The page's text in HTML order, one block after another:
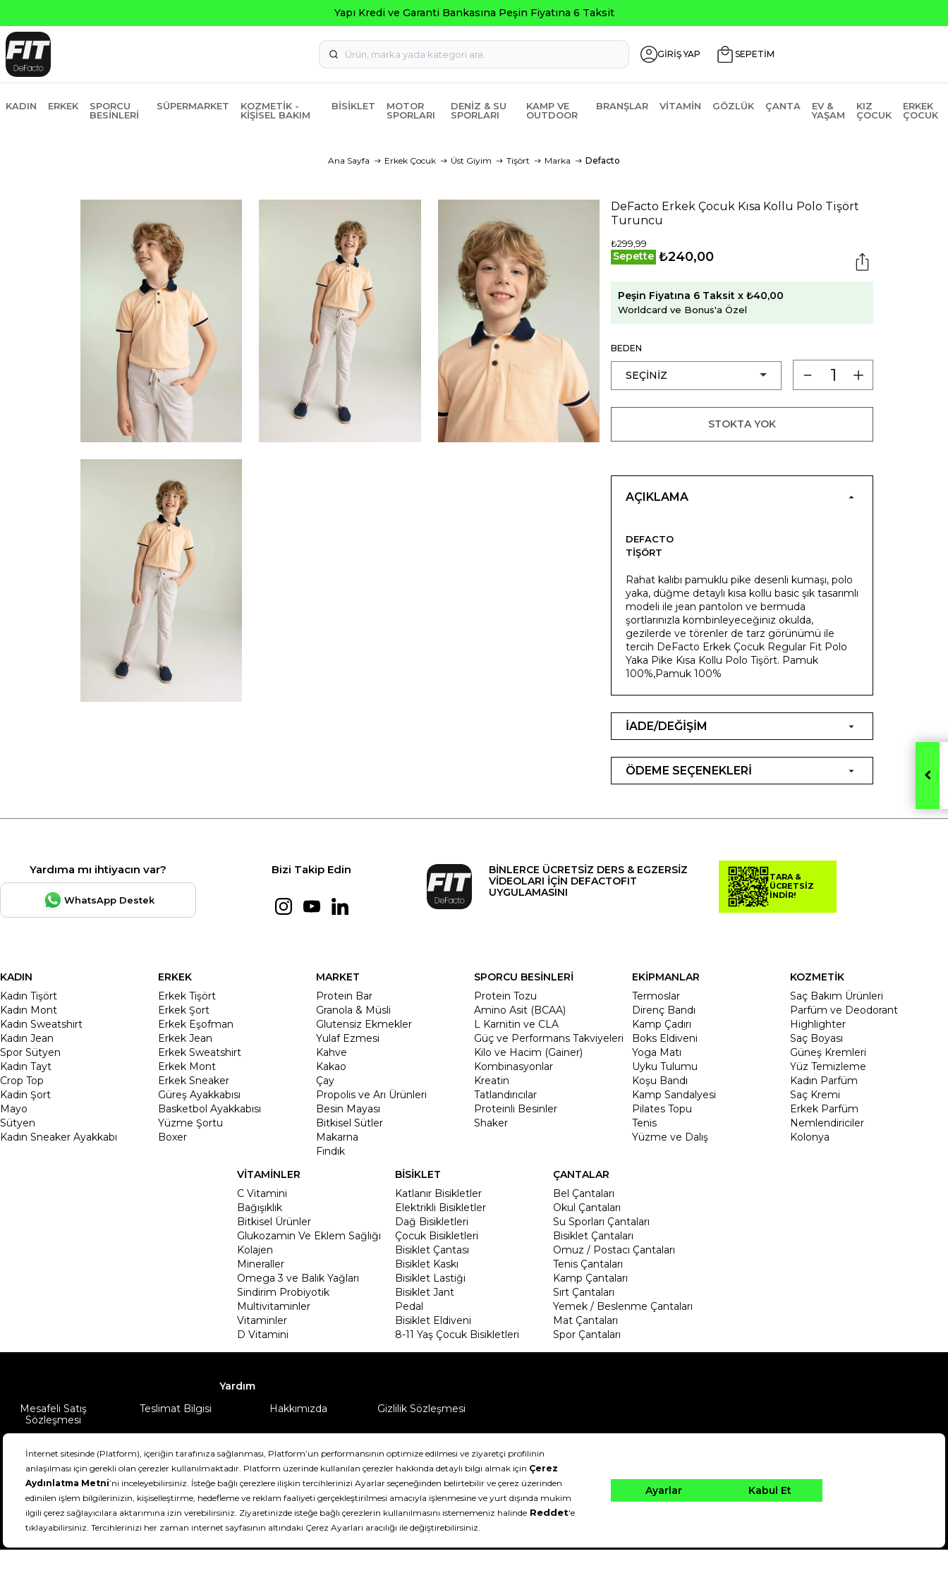
GİRİŞ YAP SEPETİM
KADIN ERKEK
SPORCU
BESINLERI
SÜPERMARKET
KOZMETIK -
KIŞISEL BAKIM
BISIKLET
MOTOR
SPORLARI
DENIZ & SU
SPORLARI
KAMP VE
OUTDOOR
BRANŞLAR VITAMIN GÖZLÜK ÇANTA
EV &
YAŞAM
KIZ
ÇOCUK
ERKEK
ÇOCUK
Ana Sayfa Erkek Çocuk Üst Giyim Tişört Marka Defacto
DeFacto Erkek Çocuk Kısa Kollu Polo Tişört
Turuncu
₺299,99
Sepette ₺240,00
Peşin Fiyatına 6 Taksit x ₺40,00
Worldcard ve Bonus'a Özel
BEDEN
STOKTA YOK
AÇIKLAMA
DEFACTO
TIŞÖRT
Rahat kalıbı pamuklu pike desenli kumaşı, polo
yaka, düğme detaylı kısa kollu basic şık tasarımlı
modeli ile jean pantolon ve bermuda
şortlarınızla kombinleyeceğiniz okulda,
gezilerde ve törenler de tarz görünümü ile
tercih DeFacto Erkek Çocuk Regular Fit Polo
Yaka Pike Kısa Kollu Polo Tişört. Pamuk
100%,Pamuk 100%
İADE/DEĞİŞİM
ÖDEME SEÇENEKLERİ
Yardıma mı ihtiyacın var?
WhatsApp Destek
Bizi Takip Edin
BİNLERCE ÜCRETSİZ DERS & EGZERSİZ
VİDEOLARI İÇİN DEFACTOFIT
UYGULAMASINI
TARA &
ÜCRETSİZ
İNDİR!
KADIN
Kadın Tişört
Kadın Mont
Kadın Sweatshirt
Kadın Jean
Spor Sütyen
Kadın Tayt
Crop Top
Kadin Şort
Mayo
Sütyen
Kadın Sneaker Ayakkabı
ERKEK
Erkek Tişört
Erkek Şort
Erkek Eşofman
Erkek Jean
Erkek Sweatshirt
Erkek Mont
Erkek Sneaker
Güreş Ayakkabısı
Basketbol Ayakkabısı
Yüzme Şortu
Boxer
MARKET
Protein Bar
Granola & Müsli
Glutensiz Ekmekler
Yulaf Ezmesi
Kahve
Kakao
Çay
Propolis ve Arı Ürünleri
Besin Mayası
Bitkisel Sütler
Makarna
Fındık
SPORCU BESİNLERİ
Protein Tozu
Amino Asit (BCAA)
L Karnitin ve CLA
Güç ve Performans Takviyeleri
Kilo ve Hacim (Gainer)
Kombinasyonlar
Kreatin
Tatlandırıcılar
Proteinli Besinler
Shaker
EKİPMANLAR
Termoslar
Direnç Bandı
Kamp Çadırı
Boks Eldiveni
Yoga Matı
Uyku Tulumu
Koşu Bandı
Kamp Sandalyesi
Pilates Topu
Tenis
Yüzme ve Dalış
KOZMETİK
Saç Bakım Ürünleri
Parfüm ve Deodorant
Highlighter
Saç Boyası
Güneş Kremleri
Yüz Temizleme
Kadın Parfüm
Saç Kremi
Erkek Parfüm
Nemlendiriciler
Kolonya
VİTAMİNLER
C Vitamini
Bağışıklık
Bitkisel Ürünler
Glukozamin Ve Eklem Sağlığı
Kolajen
Mineraller
Omega 3 ve Balık Yağları
Sindirim Probiyotik
Multivitaminler
Vitaminler
D Vitamini
BİSİKLET
Katlanır Bisikletler
Elektrikli Bisikletler
Dağ Bisikletleri
Çocuk Bisikletleri
Bisiklet Çantası
Bisiklet Kaskı
Bisiklet Lastiği
Bisiklet Jant
Pedal
Bisiklet Eldiveni
8-11 Yaş Çocuk Bisikletleri
ÇANTALAR
Bel Çantaları
Okul Çantaları
Su Sporları Çantaları
Bisiklet Çantaları
Omuz / Postacı Çantaları
Tenis Çantaları
Kamp Çantaları
Sırt Çantaları
Yemek / Beslenme Çantaları
Mat Çantaları
Spor Çantaları
Yardım
Mesafeli Satış
Sözleşmesi
Teslimat Bilgisi Hakkımızda Gizlilik Sözleşmesi
DeFactoFIT ©️ 2022-2026. Tüm hakları saklıdır.